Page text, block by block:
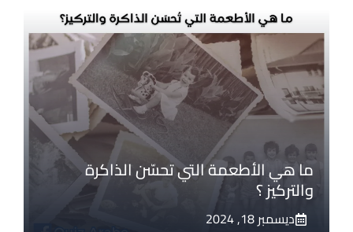
ما هي الأطعمة التي تحسّن الذاكرة
والتركيز ؟
ديسمبر 18, 2024